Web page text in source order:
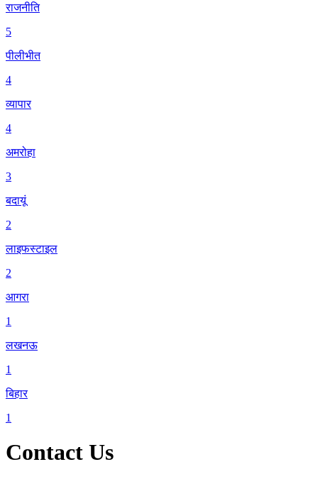
राजनीति
5
पीलीभीत
4
व्यापार
4
अमरोहा
3
बदायूं
2
लाइफस्टाइल
2
आगरा
1
लखनऊ
1
बिहार
1
Contact Us